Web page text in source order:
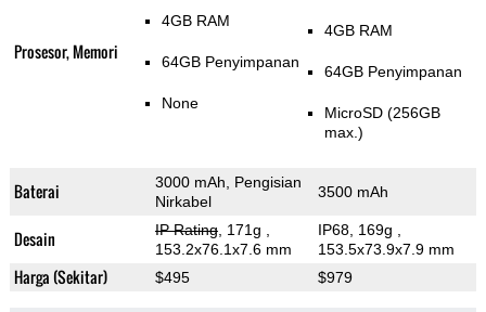
Prosesor, Memori
4GB RAM
64GB Penyimpanan
None
4GB RAM
64GB Penyimpanan
MicroSD (256GB
max.)
Baterai
3000 mAh, Pengisian
Nirkabel
3500 mAh
Desain IP Rating, 171g
153.2x76.1x7.6 mm
IP68, 169g
153.5x73.9x7.9 mm
Harga (Sekitar) $495 $979